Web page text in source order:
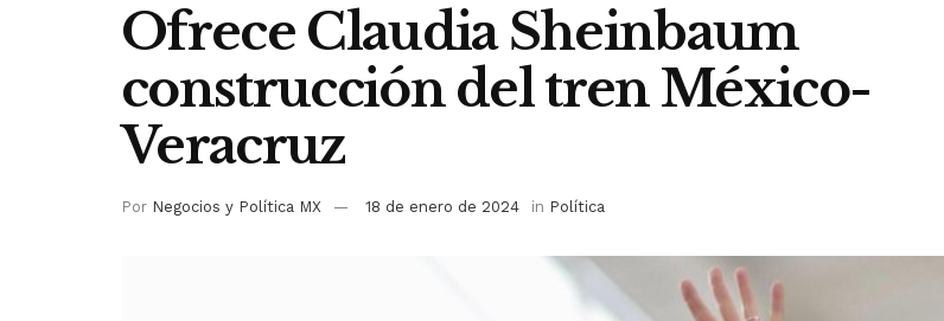
Ofrece Claudia Sheinbaum
construcción del tren México-
Veracruz
Por Negocios y Política MX 18 de enero de 2024 in Política